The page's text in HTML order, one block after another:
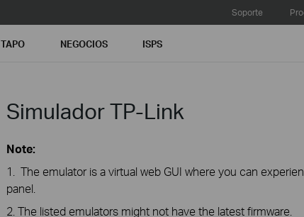
Soporte
TAPO NEGOCIOS ISPS
Simulador TP-Link
Note:
1. The emulator is a virtual web GUI where you can
panel.
2. The listed emulators might not have the latest firmware.